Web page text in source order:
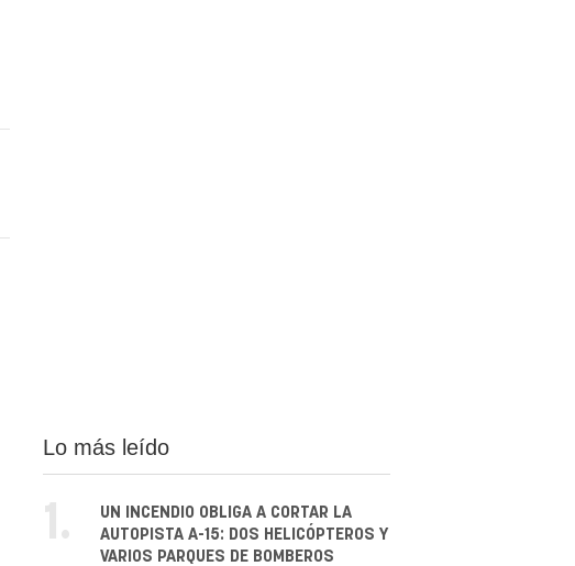
Lo más leído
1.
UN INCENDIO OBLIGA A CORTAR LA
AUTOPISTA A-15: DOS HELICÓPTEROS Y
VARIOS PARQUES DE BOMBEROS